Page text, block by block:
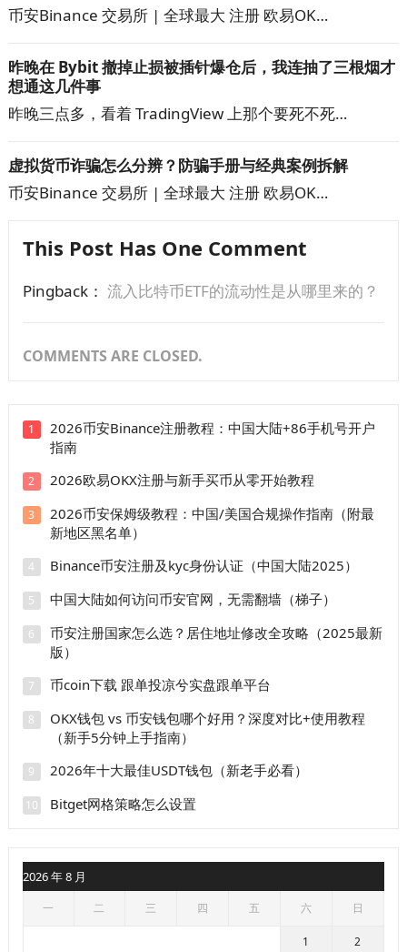
币安Binance 交易所 | 全球最大 注册 欧易OK…
昨晚在 Bybit 撤掉止损被插针爆仓后，我连抽了三根烟才
想通这几件事
昨晚三点多，看着 TradingView 上那个要死不死…
虚拟货币诈骗怎么分辨？防骗手册与经典案例拆解
币安Binance 交易所 | 全球最大 注册 欧易OK…
This Post Has One Comment
Pingback： 流入比特币ETF的流动性是从哪里来的？
COMMENTS ARE CLOSED.
1
2026币安Binance注册教程：中国大陆+86手机号开户
指南
2 2026欧易OKX注册与新手买币从零开始教程
3
2026币安保姆级教程：中国/美国合规操作指南（附最
新地区黑名单）
4 Binance币安注册及kyc身份认证（中国大陆2025）
5 中国大陆如何访问币安官网，无需翻墙（梯子）
6
币安注册国家怎么选？居住地址修改全攻略（2025最新
版）
7 币coin下载 跟单投凉兮实盘跟单平台
8
OKX钱包 vs 币安钱包哪个好用？深度对比+使用教程
（新手5分钟上手指南）
9 2026年十大最佳USDT钱包（新老手必看）
10 Bitget网格策略怎么设置
2026 年 8 月
一 二 三 四 五 六 日
1 2